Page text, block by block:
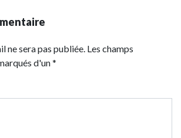
ne sera pas publiée. Les champs
d'un *